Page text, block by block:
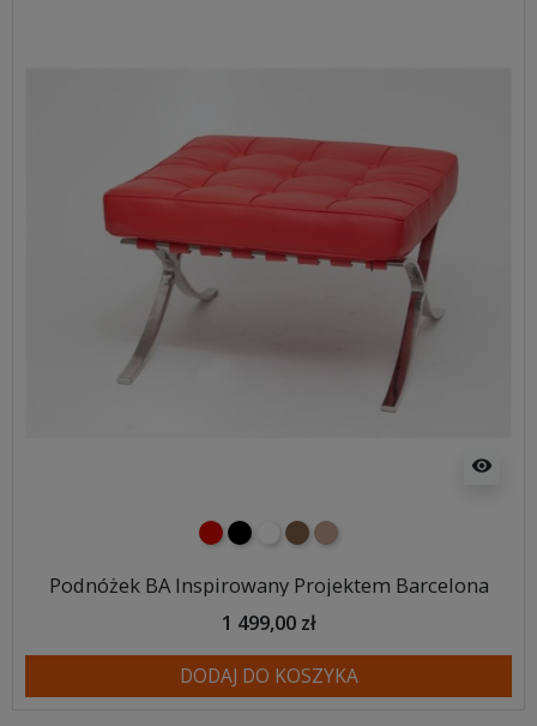
visibility
czerwony
czarnybiałybrązowyjasnobrązowy
Podnóżek BA Inspirowany Projektem Barcelona
1 499,00 zł
DODAJ DO KOSZYKA